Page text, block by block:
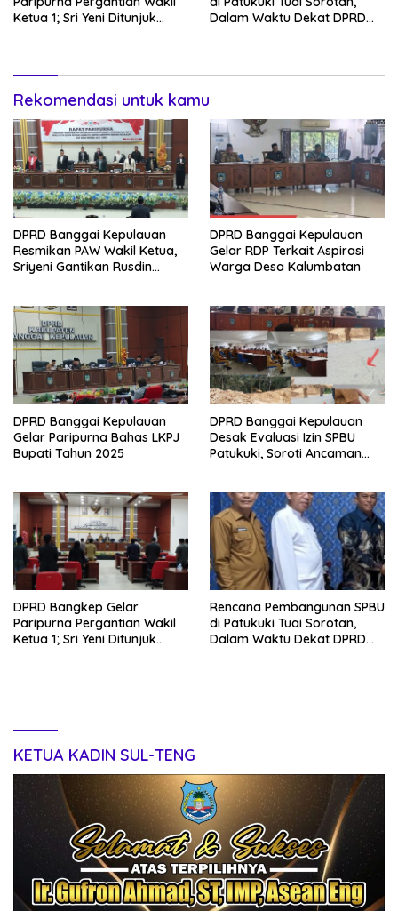
Ketua 1; Sri Yeni Ditunjuk
Dalam Waktu Dekat DPRD
Rekomendasi untuk kamu
DPRD Banggai Kepulauan
Resmikan PAW Wakil Ketua,
Sriyeni Gantikan Rusdin
DPRD Banggai Kepulauan
Gelar RDP Terkait Aspirasi
Warga Desa Kalumbatan
DPRD Banggai Kepulauan
Gelar Paripurna Bahas LKPJ
Bupati Tahun 2025
DPRD Banggai Kepulauan
Desak Evaluasi Izin SPBU
Patukuki, Soroti Ancaman
DPRD Bangkep Gelar
Paripurna Pergantian Wakil
Ketua 1; Sri Yeni Ditunjuk
Rencana Pembangunan SPBU
di Patukuki Tuai Sorotan,
Dalam Waktu Dekat DPRD
KETUA KADIN SUL-TENG